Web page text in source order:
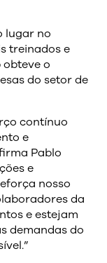
lugar no
treinados e
obteve o
do setor de
contínuo
e
Pablo
e
nosso
da
e estejam
demandas do